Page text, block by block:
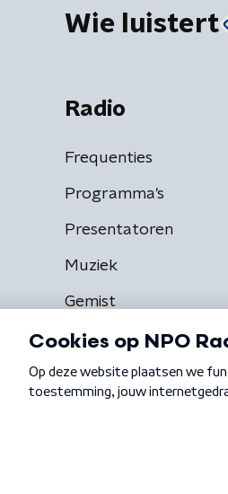
Wie luistert
Radio
Frequenties
Programma's
Presentatoren
Muziek
Gemist
Algemene voorwaarden